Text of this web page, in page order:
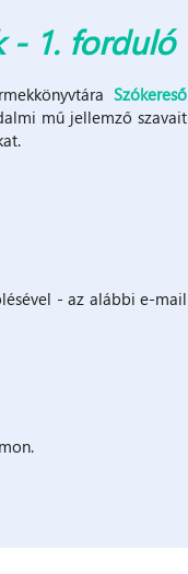
- 1. forduló
Szókereső
mű jellemző szavait
- az alábbi e-mail